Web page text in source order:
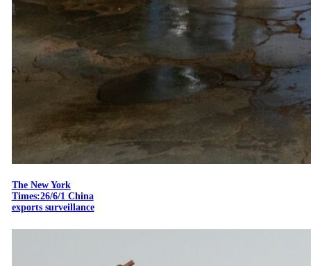
The New York
Times:26/6/1 China
exports surveillance